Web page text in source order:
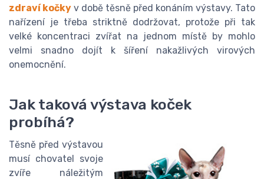
zdraví kočky v době těsně před konáním výstavy. Tato
nařízení je třeba striktně dodržovat, protože při tak
velké koncentraci zvířat na jednom místě by mohlo
velmi snadno dojít k šíření nakažlivých virových
onemocnění.
Jak taková výstava koček
probíhá?
Těsně před výstavou
musí chovatel svoje
zvíře náležitým